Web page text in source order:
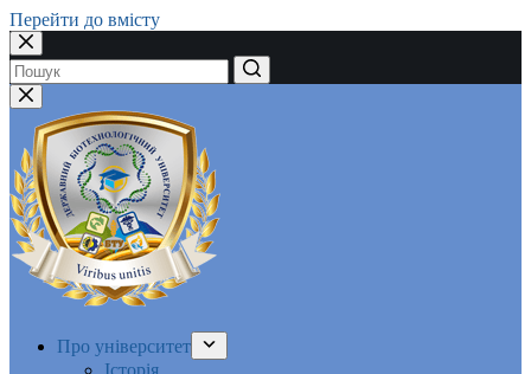
Перейти до вмісту
Немає
результатів
Про університет
Історія